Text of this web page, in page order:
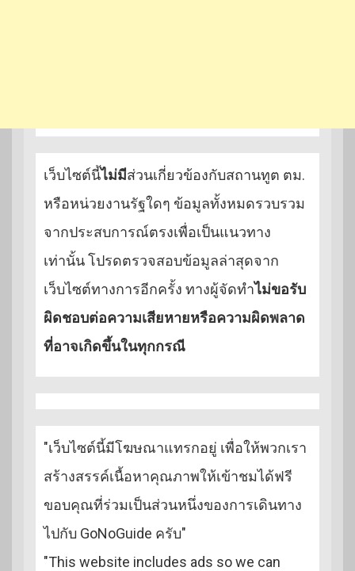
เว็บไซต์นี้ไม่มีส่วนเกี่ยวข้องกับสถานทูต ตม.
หรือหน่วยงานรัฐใดๆ ข้อมูลทั้งหมดรวบรวม
จากประสบการณ์ตรงเพื่อเป็นแนวทาง
เท่านั้น โปรดตรวจสอบข้อมูลล่าสุดจาก
เว็บไซต์ทางการอีกครั้ง ทางผู้จัดทำไม่ขอรับ
ผิดชอบต่อความเสียหายหรือความผิดพลาด
ที่อาจเกิดขึ้นในทุกกรณี
"เว็บไซต์นี้มีโฆษณาแทรกอยู่ เพื่อให้พวกเรา
สร้างสรรค์เนื้อหาคุณภาพให้เข้าชมได้ฟรี
ขอบคุณที่ร่วมเป็นส่วนหนึ่งของการเดินทาง
ไปกับ GoNoGuide ครับ"
"This website includes ads so we can